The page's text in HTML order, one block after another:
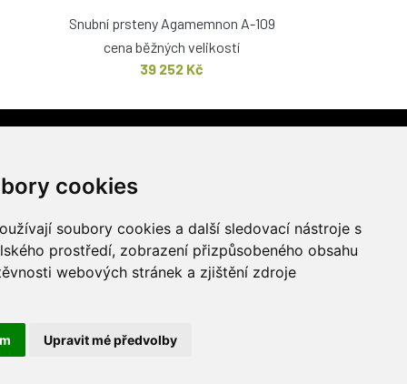
cookies
soubory cookies a další sledovací nástroje s
prostředí, zobrazení přizpůsobeného obsahu
webových stránek a zjištění zdroje
Upravit mé předvolby
Snubní prsteny Agamemnon A-109
cena běžných velikostí
39 252 Kč